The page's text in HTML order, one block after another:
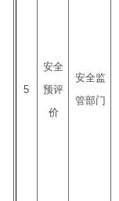
5
安全
预评
价
安全监
管部门